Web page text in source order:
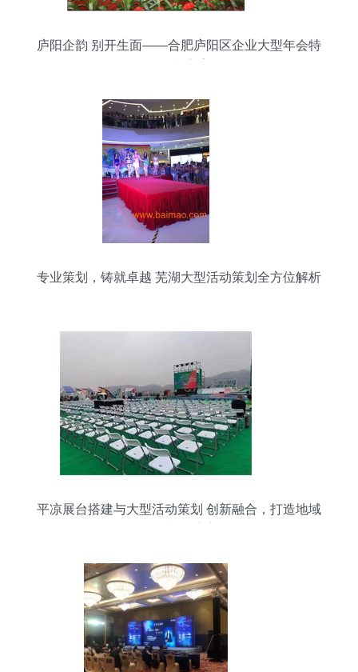
庐阳企韵 别开生面——合肥庐阳区企业大型年会特
专业策划，铸就卓越 芜湖大型活动策划全方位解析
平凉展台搭建与大型活动策划 创新融合，打造地域